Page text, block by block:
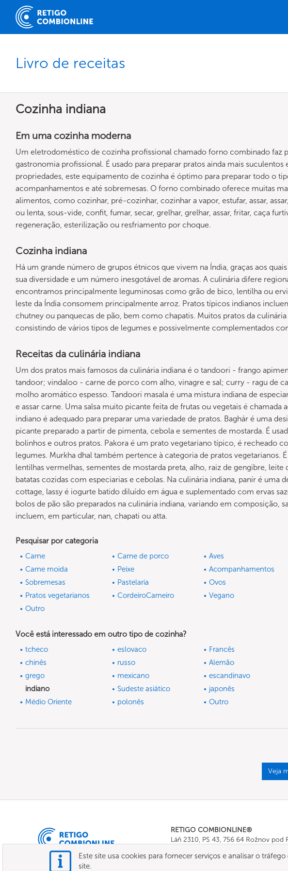
Livro de receitas
Cozinha indiana
Em uma cozinha moderna
Um eletrodoméstico de cozinha profissional chamado forno combinado faz
gastronomia profissional. É usado para preparar pratos ainda mais suculentos
propriedades, este equipamento de cozinha é óptimo para preparar todo o
acompanhamentos e até sobremesas. O forno combinado oferece muitas
alimentos, como cozinhar, pré-cozinhar, cozinhar a vapor, estufar, assar,
ou lenta, sous-vide, confit, fumar, secar, grelhar, grelhar, assar, fritar, caça
regeneração, esterilização ou resfriamento por choque.
Cozinha indiana
Há um grande número de grupos étnicos que vivem na Índia, graças aos
sua diversidade e um número inesgotável de aromas. A culinária difere
encontramos principalmente leguminosas como grão de bico, lentilha ou
leste da Índia consomem principalmente arroz. Pratos típicos indianos
chutney ou panquecas de pão, bem como chapatis. Muitos pratos da
consistindo de vários tipos de legumes e possivelmente complementados
Receitas da culinária indiana
Um dos pratos mais famosos da culinária indiana é o tandoori - frango
tandoor; vindaloo - carne de porco com alho, vinagre e sal; curry - ragu de
molho aromático espesso. Tandoori masala é uma mistura indiana de
e assar carne. Uma salsa muito picante feita de frutas ou vegetais é chamada
indiano é adequado para preparar uma variedade de pratos. Baghár é uma
picante preparado a partir de pimenta, cebola e sementes de mostarda. É
bolinhos e outros pratos. Pakora é um prato vegetariano típico, é recheado
legumes. Murkha dhal também pertence à categoria de pratos vegetarianos.
lentilhas vermelhas, sementes de mostarda preta, alho, raiz de gengibre, leite
batatas cozidas com especiarias e cebolas. Na culinária indiana, panír é uma
cottage, lassy é iogurte batido diluído em água e suplementado com ervas
bolos de pão são preparados na culinária indiana, variando em composição,
incluem, em particular, nan, chapati ou atta.
Pesquisar por categoria
Carne Carne de porco Aves
Carne moida
Peixe Acompanhamentos
Sobremesas
Pastelaria Ovos
Pratos vegetarianos
CordeiroCarneiro Vegano
Outro
Você está interessado em outro tipo de cozinha?
tcheco eslovaco Francês
chinês
russo Alemão
grego
mexicano escandinavo
indiano
Sudeste asiático japonês
Médio Oriente
polonês Outro
Veja
RETIGO COMBIONLINE®
Láň 2310, PS 43, 756 64 Rožnov pod
E-mail: info@combionline.com
Este site usa cookies para fornecer serviços e analisar o
site.